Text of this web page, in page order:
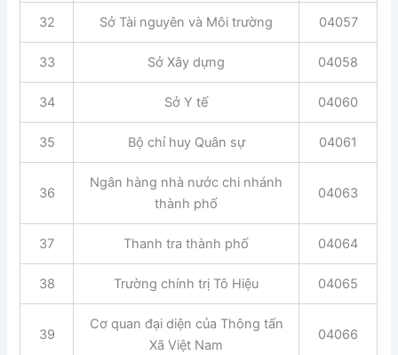
32 Sở Tài nguyên và Môi trường 04057
33 Sở Xây dựng 04058
34 Sở Y tế 04060
35 Bộ chỉ huy Quân sự 04061
36
Ngân hàng nhà nước chi nhánh
thành phố
04063
37 Thanh tra thành phố 04064
38 Trường chính trị Tô Hiệu 04065
39
Cơ quan đại diện của Thông tấn
Xã Việt Nam
04066